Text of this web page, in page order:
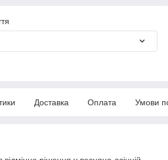
Доставка Оплата Умови